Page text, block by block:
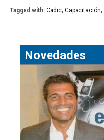
Tagged with: Cadic, Capacitación,
Novedades